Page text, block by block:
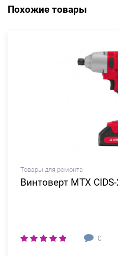
Похожие товары
Товары для ремонта
Винтоверт MTX
0